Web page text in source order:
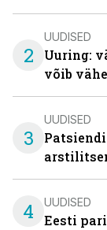
2
UUDISED
Uuring:
võib
3
UUDISED
4 UUDISED
Eesti